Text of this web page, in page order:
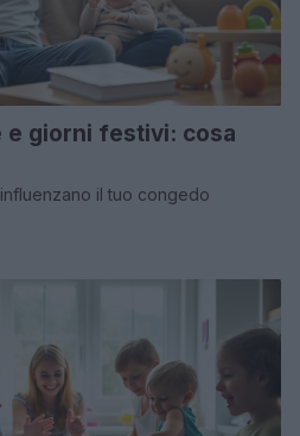
e giorni festivi: cosa
il tuo congedo